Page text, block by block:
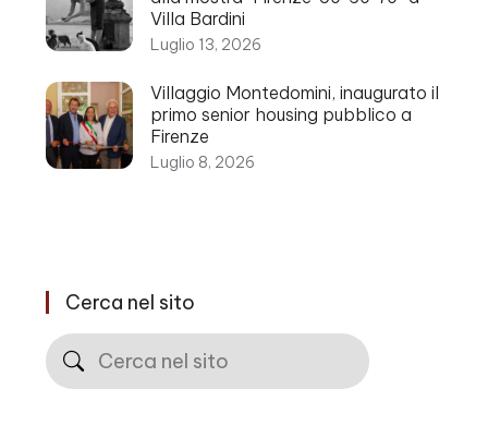
Villa Bardini
Luglio 13, 2026
Villaggio Montedomini, inaugurato il
primo senior housing pubblico a
Firenze
Luglio 8, 2026
Cerca nel sito
Cerca